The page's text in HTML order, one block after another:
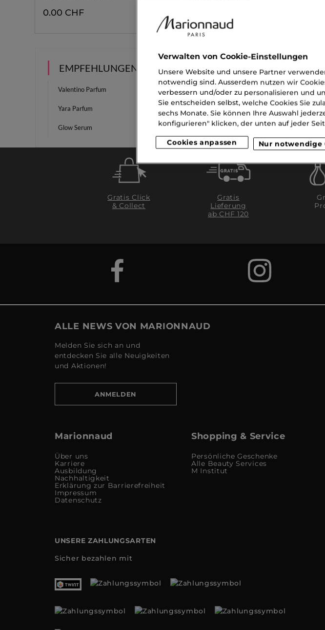
0.00 CHF
EMPFEHLUNGEN
Valentino Parfum Lattafa Parfum
Yara Parfum Makeup Powder
Glow Serum Augencreme Chanel
Gratis Click
& Collect
Gratis
Lieferung
ab CHF 120
ALLE NEWS VON MARIONNAUD
Melden Sie sich an und
entdecken Sie alle Neuigkeiten
und Aktionen!
ANMELDEN
Marionnaud
Über uns
Karriere
Ausbildung
Nachhaltigkeit
Erklärung zur Barrierefreiheit
Impressum
Datenschutz
Shopping & Service
Persönliche Geschenke
Alle Beauty Services
M Institut
UNSERE ZAHLUNGSARTEN
Sicher bezahlen mit
Verwalten von Cookie-Einstellungen
Unsere Website und unsere Partner
notwendig sind. Ausserdem nutzen wir
verbessern und/oder zu personalisieren und
Sie entscheiden selbst, welche Cookies Sie
sechs Monate. Sie können Ihre Auswahl
konfigurieren" klicken, der unten auf jeder
Cookies anpassen Nur notwendige